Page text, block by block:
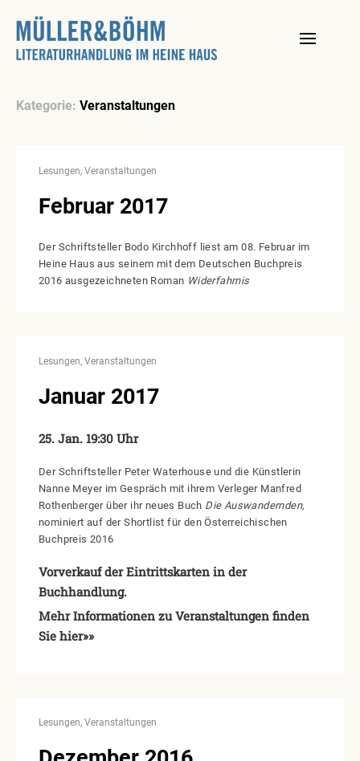
content
Kategorie: Veranstaltungen
Lesungen Veranstaltungen
Februar 2017
Der Schriftsteller Bodo Kirchhoff liest am 08. Februar im
Heine Haus aus seinem mit dem Deutschen Buchpreis
2016 ausgezeichneten Roman Widerfahrnis
Lesungen Veranstaltungen
Januar 2017
25. Jan. 19:30 Uhr
Der Schriftsteller Peter Waterhouse und die Künstlerin
Nanne Meyer im Gespräch mit ihrem Verleger Manfred
Rothenberger über ihr neues Buch Die Auswandernden,
nominiert auf der Shortlist für den Österreichischen
Buchpreis 2016
Vorverkauf der Eintrittskarten in der
Buchhandlung.
Mehr Informationen zu Veranstaltungen finden
Sie hier»»
Lesungen Veranstaltungen
navigation